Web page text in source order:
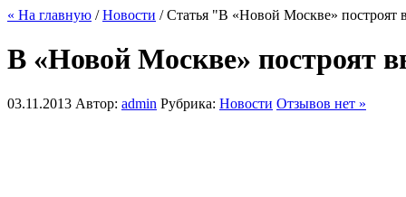
« На главную /Новости / Статья "В «Новой Москве» построят
В «Новой Москве» построят
03.11.2013 Автор: admin Рубрика: Новости Отзывов нет »